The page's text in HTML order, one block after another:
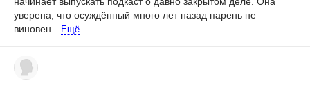
уверена, что осуждённый много лет назад парень не
виновен.
Ещё